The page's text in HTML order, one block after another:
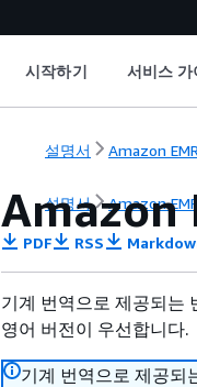
시작하기 서비스 가
설명서 Amazon
설명서 Amazon
Amazon
PDF RSS
기계 번역으로 제공되는
영어 버전이 우선합니다.
기계 번역으로 제공되